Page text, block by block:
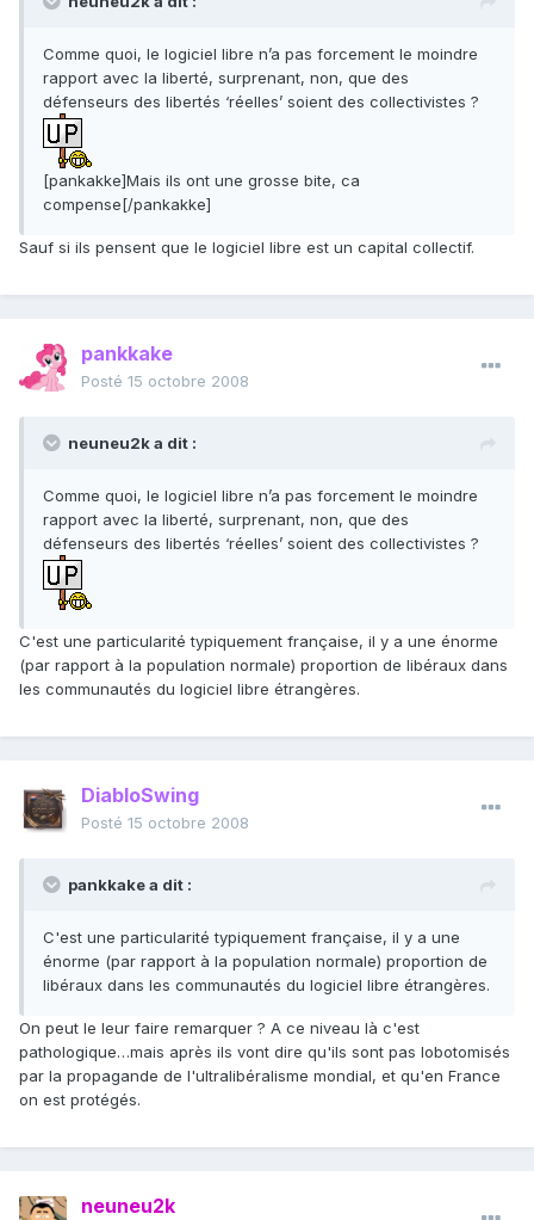
Comme quoi, le logiciel libre n’a pas forcement le moindre
rapport avec la liberté, surprenant, non, que des
défenseurs des libertés ‘réelles’ soient des collectivistes ?
[pankakke]Mais ils ont une grosse bite, ca
compense[/pankakke]
Sauf si ils pensent que le logiciel libre est un capital collectif.
pankkake
Posté 15 octobre 2008
neuneu2k a dit :
Comme quoi, le logiciel libre n’a pas forcement le moindre
rapport avec la liberté, surprenant, non, que des
défenseurs des libertés ‘réelles’ soient des collectivistes ?
C'est une particularité typiquement française, il y a une énorme
(par rapport à la population normale) proportion de libéraux dans
les communautés du logiciel libre étrangères.
DiabloSwing
Posté 15 octobre 2008
pankkake a dit :
C'est une particularité typiquement française, il y a une
énorme (par rapport à la population normale) proportion de
libéraux dans les communautés du logiciel libre étrangères.
On peut le leur faire remarquer ? A ce niveau là c'est
pathologique…mais après ils vont dire qu'ils sont pas lobotomisés
par la propagande de l'ultralibéralisme mondial, et qu'en France
on est protégés.
neuneu2k